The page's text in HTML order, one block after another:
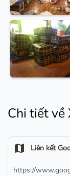
Chi tiết về
map Liên kết
https://